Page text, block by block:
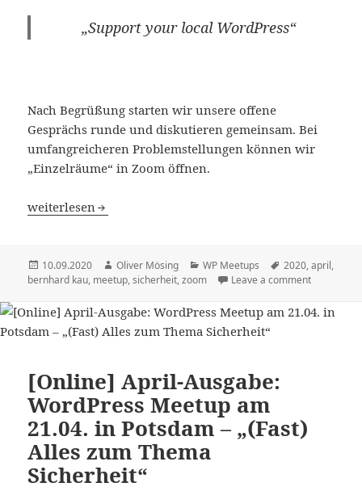
„Support your local WordPress“
Nach Begrüßung starten wir unsere offene
Gesprächs runde und diskutieren gemeinsam. Bei
umfangreicheren Problemstellungen können wir
„Einzelräume“ in Zoom öffnen.
[Online] September-Ausgabe: WordPress Meetup am
weiterlesen
Veröffentlicht
am
10.09.2020 Autor
Oliver Mösing Kategorien
WP Meetups Schlagwörter
2020,april,
bernhard kau, meetup,sicherheit,zoom Leave a comment
[Online] April-Ausgabe:
WordPress Meetup am
21.04. in Potsdam – „(Fast)
Alles zum Thema
Sicherheit“